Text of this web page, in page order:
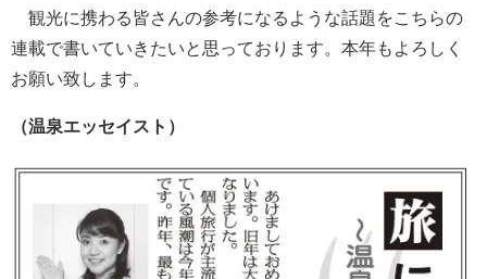
観光に携わる皆さんの参考になるような話題をこちらの
連載で書いていきたいと思っております。本年もよろしく
お願い致します。
（温泉エッセイスト）